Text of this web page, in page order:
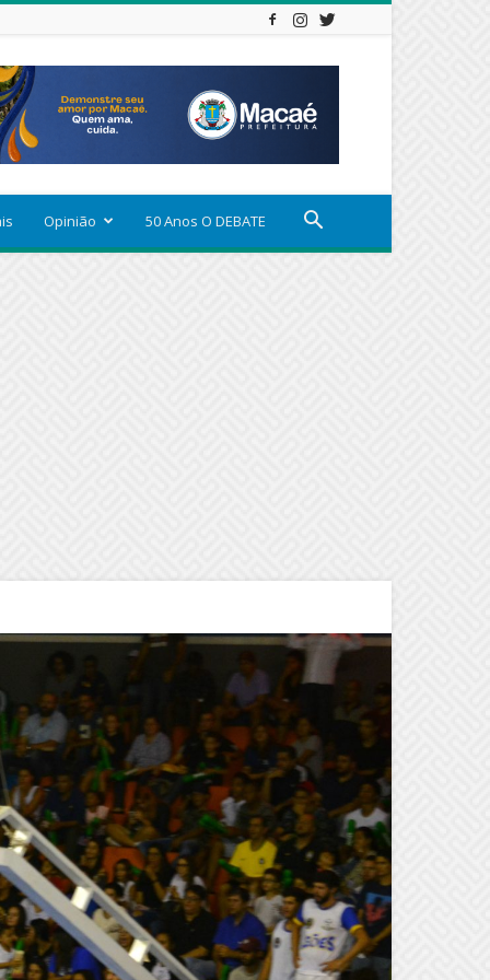
Opinião 50 Anos O DEBATE